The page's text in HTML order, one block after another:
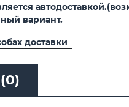
вариант.
доставки